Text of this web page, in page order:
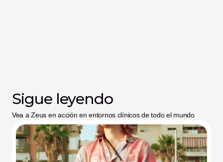
Sigue leyendo
Vea a Zeus en acción en entornos clínicos de todo el mundo